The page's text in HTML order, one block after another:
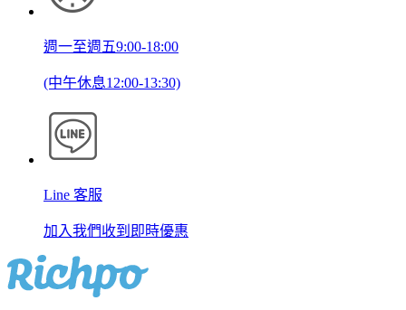
週一至週五9:00-18:00
(中午休息12:00-13:30)
Line 客服
加入我們收到即時優惠